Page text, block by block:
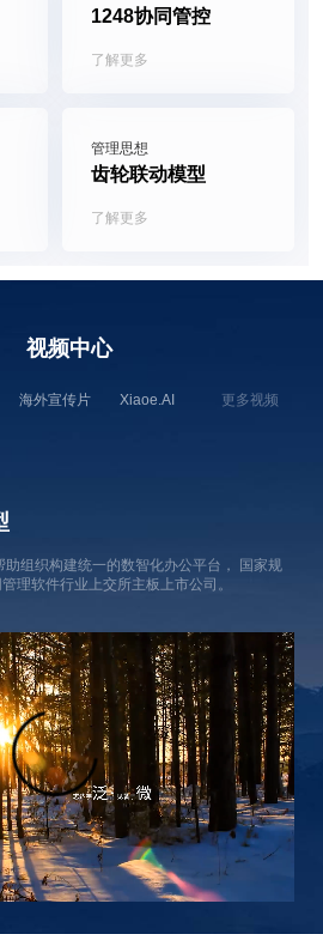
1248协同管控
了解更多
管理思想
齿轮联动模型
了解更多
组织构建统一的数智化办公平台， 国家规
理软件行业上交所主板上市公司。
视频中心
海外宣传片 Xiaoe.AI 更多视频